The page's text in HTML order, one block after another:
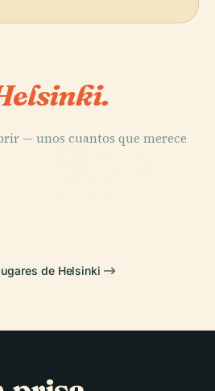
— unos cuantos que merece
PLACE
de Helsinki